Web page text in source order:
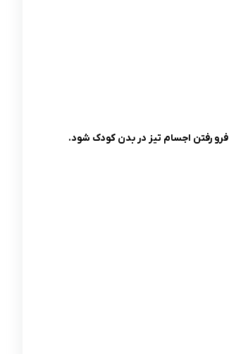
رفتن اجسام تیز در بدن کودک شود.